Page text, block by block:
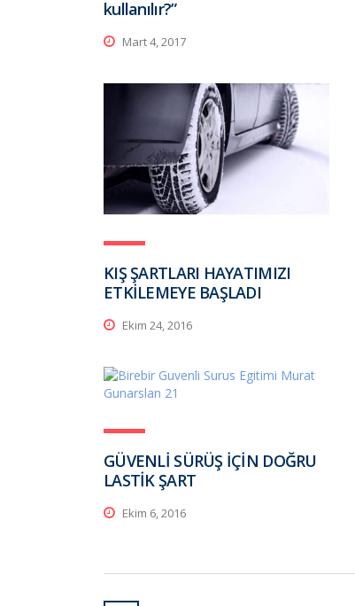
kullanılır?”
Mart 4, 2017
KIŞ ŞARTLARI HAYATIMIZI
ETKİLEMEYE BAŞLADI
Ekim 24, 2016
GÜVENLİ SÜRÜŞ İÇİN DOĞRU
LASTİK ŞART
Ekim 6, 2016